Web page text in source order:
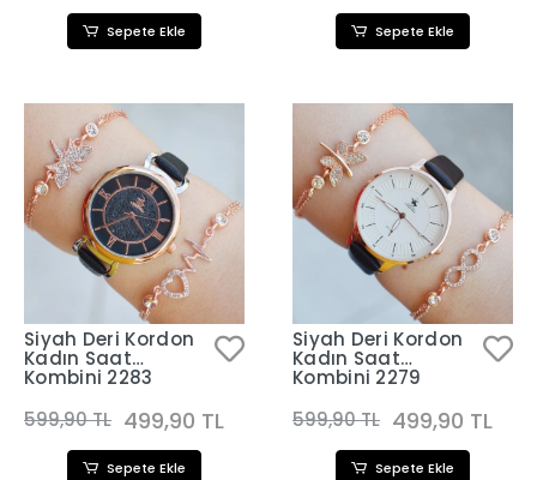
Sepete Ekle Sepete Ekle
Siyah Deri Kordon
Kadın Saat
Kombini 2283
599,90 TL 499,90 TL
Sepete Ekle
Siyah Deri Kordon
Kadın Saat
Kombini 2279
599,90 TL 499,90 TL
Sepete Ekle